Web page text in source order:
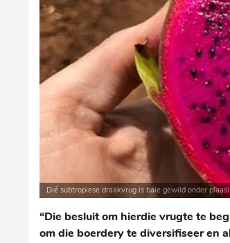
Dié subtropiese draakvrug is baie gewild onder
“Die besluit om hierdie vrugte te
om die boerdery te diversifiseer en